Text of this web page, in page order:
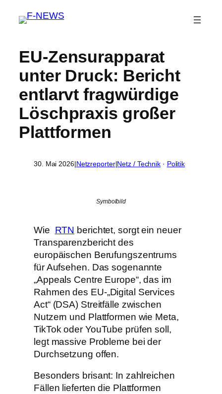
EU-Zensurapparat
unter Druck: Bericht
entlarvt fragwürdige
Löschpraxis großer
Plattformen
30. Mai 2026|Netzreporter|Netz / Technik · Politik
Symbolbild
Wie RTN berichtet, sorgt ein neuer
Transparenzbericht des
europäischen Berufungszentrums
für Aufsehen. Das sogenannte
„Appeals Centre Europe“, das im
Rahmen des EU-„Digital Services
Act“ (DSA) Streitfälle zwischen
Nutzern und Plattformen wie Meta,
TikTok oder YouTube prüfen soll,
legt massive Probleme bei der
Durchsetzung offen.
Besonders brisant: In zahlreichen
Fällen lieferten die Plattformen